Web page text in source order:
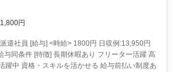
円
遣社員 [給与] <時給> 1800円 日収例:13,950円
与同条件 [特徴] 長期休暇あり フリーター活躍 高
躍中 資格・スキルを活かせる 給与前払い制度あ